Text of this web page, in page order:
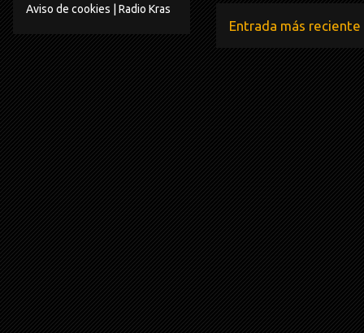
Entrada más reciente
Aviso de cookies | Radio Kras